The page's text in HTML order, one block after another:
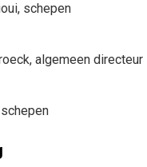
, schepen
, algemeen directeur